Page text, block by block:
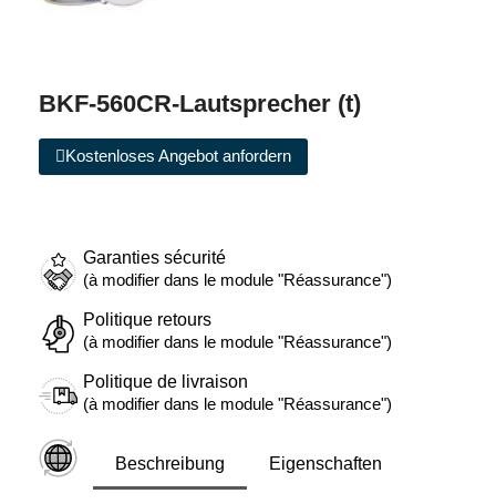
BKF-560CR-Lautsprecher (t)
Kostenloses Angebot anfordern
Garanties sécurité
(à modifier dans le module "Réassurance")
Politique retours
(à modifier dans le module "Réassurance")
Politique de livraison
(à modifier dans le module "Réassurance")
Beschreibung Eigenschaften